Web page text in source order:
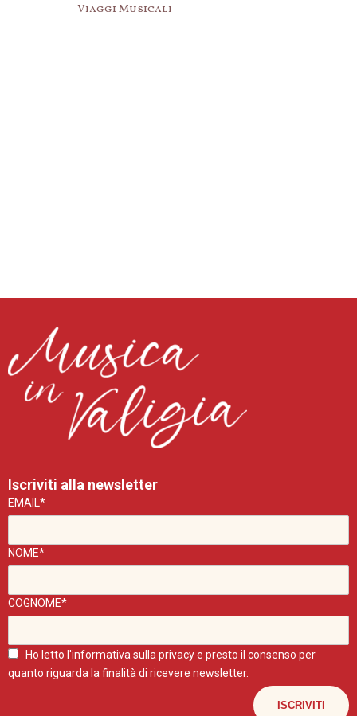
Viaggi Musicali
Iscriviti alla newsletter
EMAIL*
NOME*
COGNOME*
Ho letto l'informativa sulla privacye presto il consenso per
quanto riguarda la finalità di ricevere newsletter.